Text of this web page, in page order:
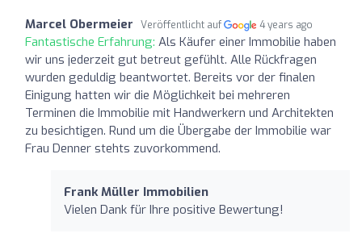
Marcel Obermeier Veröffentlicht auf 4 years ago
Fantastische Erfahrung: Als Käufer einer Immobilie haben
wir uns jederzeit gut betreut gefühlt. Alle Rückfragen
wurden geduldig beantwortet. Bereits vor der finalen
Einigung hatten wir die Möglichkeit bei mehreren
Terminen die Immobilie mit Handwerkern und Architekten
zu besichtigen. Rund um die Übergabe der Immobilie war
Frau Denner stehts zuvorkommend.
Frank Müller Immobilien
Vielen Dank für Ihre positive Bewertung!